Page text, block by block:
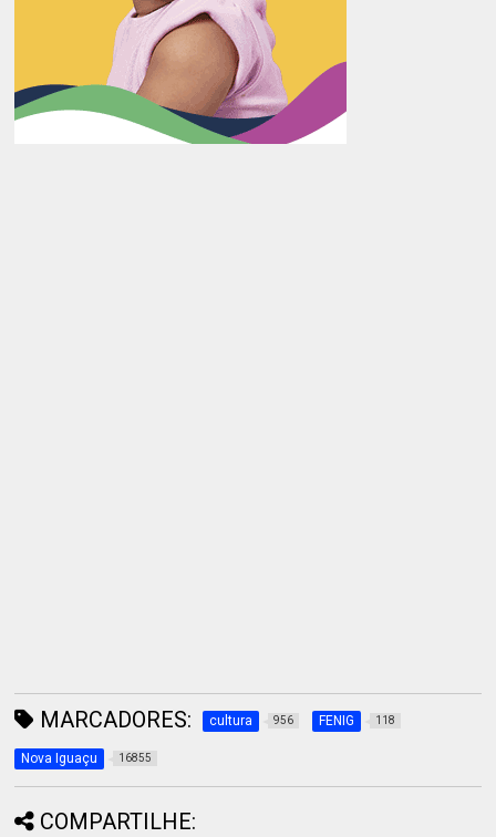
MARCADORES: cultura 956 FENIG 118
Nova Iguaçu 16855
COMPARTILHE: